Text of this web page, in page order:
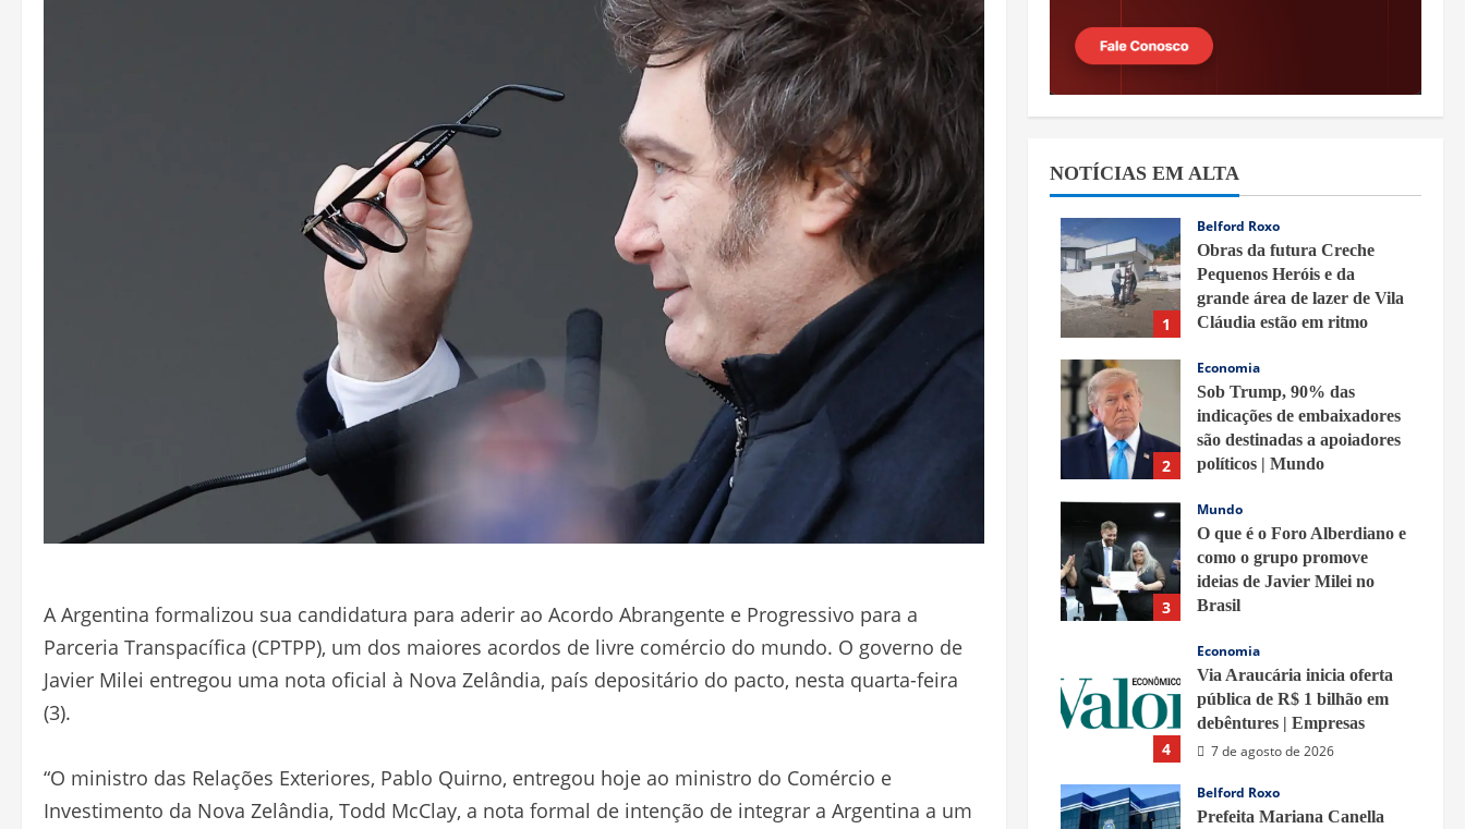
A Argentina formalizou sua candidatura para aderir ao Acordo Abrangente e Progressivo para a
Parceria Transpacífica (CPTPP), um dos maiores acordos de livre comércio do mundo. O governo de
Javier Milei entregou uma nota oficial à Nova Zelândia, país depositário do pacto, nesta quarta-feira
(3).
“O ministro das Relações Exteriores, Pablo Quirno, entregou hoje ao ministro do Comércio e
Investimento da Nova Zelândia, Todd McClay, a nota formal de intenção de integrar a Argentina a um
NOTÍCIAS EM ALTA
1
Belford Roxo
Obras da futura Creche
Pequenos Heróis e da
grande área de lazer de Vila
Cláudia estão em ritmo
Belford Roxo
8 de agosto de 2026
2
Economia
Sob Trump, 90% das
indicações de embaixadores
são destinadas a apoiadores
políticos | Mundo
3
Mundo
O que é o Foro Alberdiano e
como o grupo promove
ideias de Javier Milei no
Brasil
4
Economia
Via Araucária inicia oferta
pública de R$ 1 bilhão em
debêntures | Empresas
7 de agosto de 2026
Belford Roxo
Prefeita Mariana Canella